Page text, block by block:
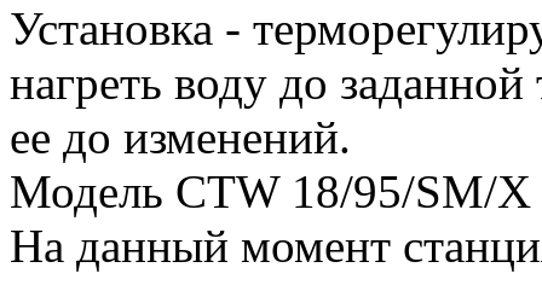
Установка -
нагреть воду до
ее до изменений.
Модель CTW 18/95/SM/X
На данный момент